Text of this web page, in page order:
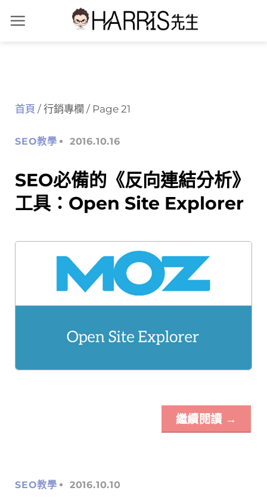
Skip
首頁 /行銷專欄 / Page 21
SEO教學 2016.10.16
SEO必備的《反向連結分析》
工具：Open Site Explorer
繼續閱讀 →
SEO教學 2016.10.10